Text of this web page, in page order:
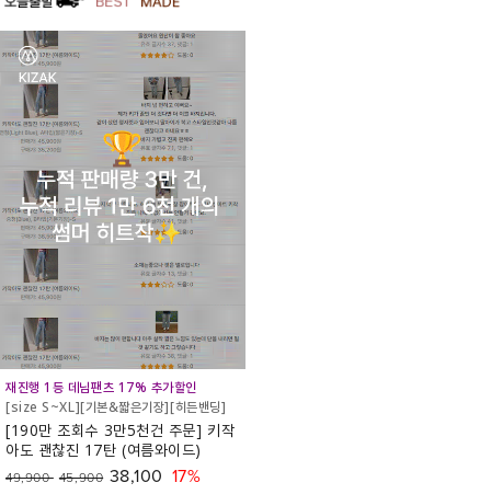
재진행 1등 데님팬츠 17% 추가할인
[size S~XL][기본&짧은기장][히든밴딩]
[190만 조회수 3만5천건 주문] 키작
아도 괜찮진 17탄 (여름와이드)
49,900 45,900 38,100 17%